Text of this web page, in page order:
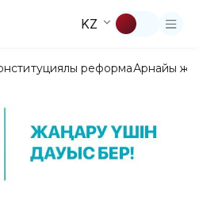
KZ
реформаАрнайы